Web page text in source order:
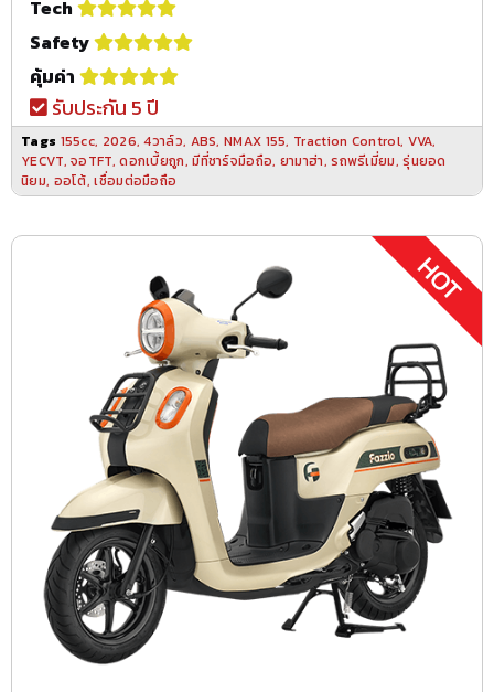
Tech
Safety
คุ้มค่า
รับประกัน 5 ปี
Tags 155cc, 2026,4วาล์ว, ABS,NMAX 155, Traction Control, VVA,
YECVT,จอTFT,ดอกเบี้ยถูก,มีที่ชาร์จมือถือ, ยามาฮ่า,รถพรีเมี่ยม,รุ่นยอด
นิยม, ออโต้,เชื่อมต่อมือถือ